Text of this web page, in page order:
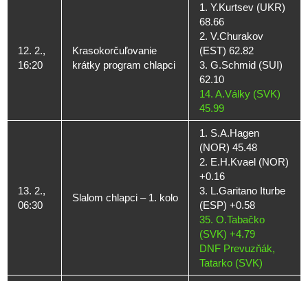
12. 2.,
16:20
Krasokorčuľovanie
krátky program chlapci
1. Y.Kurtsev (UKR)
68.66
2. V.Churakov
(EST) 62.82
3. G.Schmid (SUI)
62.10
14. A.Války (SVK)
45.99
13. 2.,
06:30
Slalom chlapci – 1. kolo
1. S.A.Hagen
(NOR) 45.48
2. E.H.Kvael (NOR)
+0.16
3. L.Garitano Iturbe
(ESP) +0.58
35. O.Tabačko
(SVK) +4.79
DNF Prevuzňák,
Tatarko (SVK)